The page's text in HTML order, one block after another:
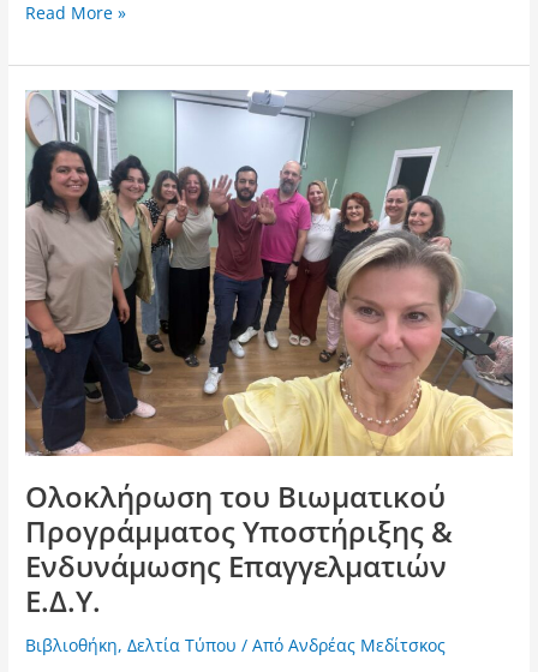
Read More »
Ολοκλήρωση του Βιωματικού
Προγράμματος Υποστήριξης &
Ενδυνάμωσης Επαγγελματιών
Ε.Δ.Υ.
Βιβλιοθήκη,Δελτία Τύπου / ΑπόΑνδρέας Μεδίτσκος
Ολοκλήρωση
του
Βιωματικού
Προγράμματος
Υποστήριξης
&
Ενδυνάμωσης
Επαγγελματιών
Ε.Δ.Υ.